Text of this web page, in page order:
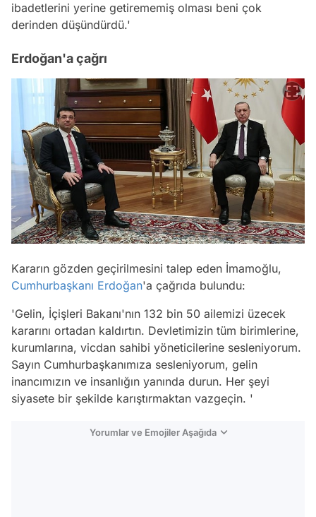
ibadetlerini yerine getirememiş olması beni çok
derinden düşündürdü.'
Erdoğan'a çağrı
Kararın gözden geçirilmesini talep eden İmamoğlu,
Cumhurbaşkanı Erdoğan'a çağrıda bulundu:
'Gelin, İçişleri Bakanı'nın 132 bin 50 ailemizi üzecek
kararını ortadan kaldırtın. Devletimizin tüm birimlerine,
kurumlarına, vicdan sahibi yöneticilerine sesleniyorum.
Sayın Cumhurbaşkanımıza sesleniyorum, gelin
inancımızın ve insanlığın yanında durun. Her şeyi
siyasete bir şekilde karıştırmaktan vazgeçin. '
Yorumlar ve Emojiler Aşağıda